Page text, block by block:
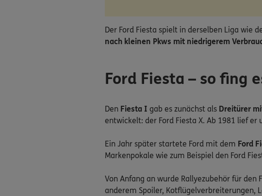
Der Ford Fiesta spielt in derselben Liga wie
nach kleinen Pkws mit niedrigerem
Ford Fiesta – so fing
Den Fiesta I gab es zunächst als Dreitürer
entwickelt: der Ford Fiesta X. Ab 1981 lief er
Ein Jahr später startete Ford mit dem Ford
Markenpokale wie zum Beispiel den Ford
Von Anfang an wurde Rallyezubehör für
anderem Spoiler, Kotflügelverbreiterungen,